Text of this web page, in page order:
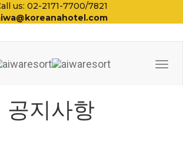
us: 02-2171-7700/7821
공지사항